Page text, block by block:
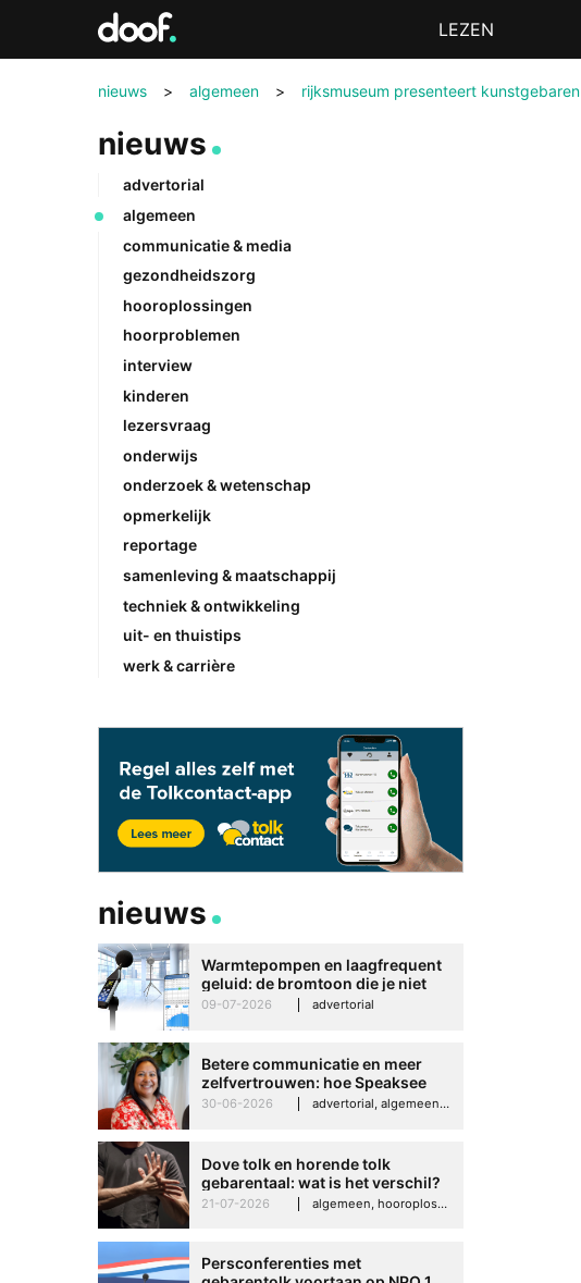
MenuLEZEN
nieuws > algemeen > rijksmuseum presenteert kunstgebaren
nieuws
advertorial
algemeen
communicatie & media
gezondheidszorg
hooroplossingen
hoorproblemen
interview
kinderen
lezersvraag
onderwijs
onderzoek & wetenschap
opmerkelijk
reportage
samenleving & maatschappij
techniek & ontwikkeling
uit- en thuistips
werk & carrière
nieuws
Warmtepompen en laagfrequent
geluid: de bromtoon die je niet
kunt negeren
09-07-2026 advertorial
Betere communicatie en meer
zelfvertrouwen: hoe Speaksee
Imelda helpt om te groeien in
30-06-2026 advertorial, algemeen, hooroplossingen, interview
Dove tolk en horende tolk
gebarentaal: wat is het verschil?
21-07-2026 algemeen, hooroplossingen, hoorproblemen, samenleving & maatschappij
Persconferenties met
Doof.nl